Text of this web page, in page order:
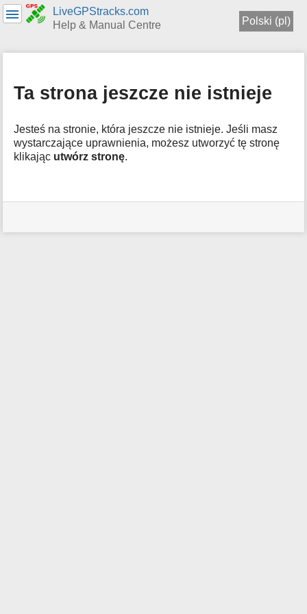
LiveGPStracks.com
Help & Manual Centre
Polski (pl)
Ta strona jeszcze nie istnieje
Jesteś na stronie, która jeszcze nie istnieje. Jeśli masz
wystarczające uprawnienia, możesz utworzyć tę stronę
klikając utwórz stronę.